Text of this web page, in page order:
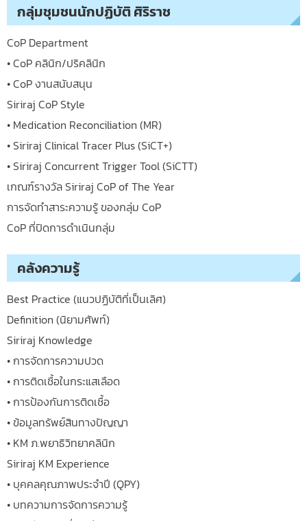
กลุ่มชุมชนนักปฏิบัติ ศิริราช
CoP Department
• CoP คลินิก/ปริคลินิก
• CoP งานสนับสนุน
Siriraj CoP Style
• Medication Reconciliation (MR)
• Siriraj Clinical Tracer Plus (SiCT+)
• Siriraj Concurrent Trigger Tool (SiCTT)
เกณฑ์รางวัล Siriraj CoP of The Year
การจัดทำสาระความรู้ ของกลุ่ม CoP
CoP ที่ปิดการดำเนินกลุ่ม
คลังความรู้
Best Practice (แนวปฏิบัติที่เป็นเลิศ)
Definition (นิยามศัพท์)
Siriraj Knowledge
• การจัดการความปวด
• การติดเชื้อในกระแสเลือด
• การป้องกันการติดเชื้อ
• ข้อมูลทรัพย์สินทางปัญญา
• KM ภ.พยาธิวิทยาคลินิก
Siriraj KM Experience
• บุคคลคุณภาพประจำปี (QPY)
• บทความการจัดการความรู้